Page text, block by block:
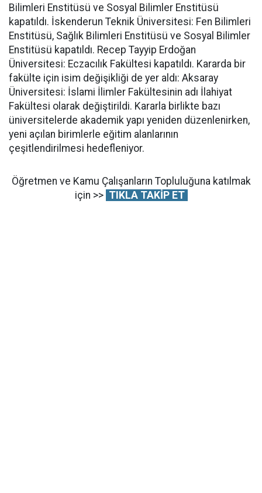
Bilimleri Enstitüsü ve Sosyal Bilimler Enstitüsü
kapatıldı. İskenderun Teknik Üniversitesi: Fen Bilimleri
Enstitüsü, Sağlık Bilimleri Enstitüsü ve Sosyal Bilimler
Enstitüsü kapatıldı. Recep Tayyip Erdoğan
Üniversitesi: Eczacılık Fakültesi kapatıldı. Kararda bir
fakülte için isim değişikliği de yer aldı: Aksaray
Üniversitesi: İslami İlimler Fakültesinin adı İlahiyat
Fakültesi olarak değiştirildi. Kararla birlikte bazı
üniversitelerde akademik yapı yeniden düzenlenirken,
yeni açılan birimlerle eğitim alanlarının
çeşitlendirilmesi hedefleniyor.
Öğretmen ve Kamu Çalışanların Topluluğuna katılmak
için >> TIKLA TAKİP ET